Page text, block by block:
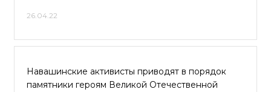
26.04.22
Навашинские активисты приводят в порядок
памятники героям Великой Отечественной